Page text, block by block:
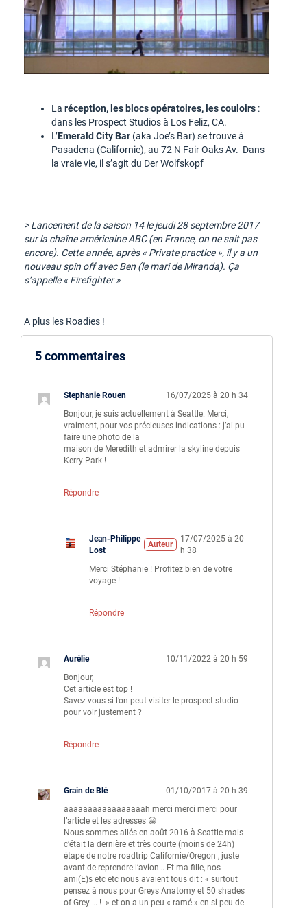
La réception, les blocs opératoires, les couloirs :
dans les Prospect Studios à Los Feliz, CA.
L’Emerald City Bar (aka Joe’s Bar) se trouve à
Pasadena (Californie), au 72 N Fair Oaks Av. Dans
la vraie vie, il s’agit du Der Wolfskopf
> Lancement de la saison 14 le jeudi 28 septembre 2017
sur la chaîne américaine ABC (en France, on ne sait pas
encore). Cette année, après « Private practice », il y a un
nouveau spin off avec Ben (le mari de Miranda). Ça
s’appelle « Firefighter »
A plus les Roadies !
5 commentaires
Stephanie Rouen
16/07/2025 à 20 h 34
Bonjour, je suis actuellement à Seattle. Merci,
vraiment, pour vos précieuses indications : j’ai pu
faire une photo de la
maison de Meredith et admirer la skyline depuis
Kerry Park !
Répondre
Jean-Philippe
Lost
Auteur
17/07/2025 à 20
h 38
Merci Stéphanie ! Profitez bien de votre
voyage !
Répondre
Aurélie
10/11/2022 à 20 h 59
Bonjour,
Cet article est top !
Savez vous si l’on peut visiter le prospect studio
pour voir justement ?
Répondre
Grain de Blé
01/10/2017 à 20 h 39
aaaaaaaaaaaaaaaaah merci merci merci pour
l’article et les adresses 😀
Nous sommes allés en août 2016 à Seattle mais
c’était la dernière et très courte (moins de 24h)
étape de notre roadtrip Californie/Oregon , juste
avant de reprendre l’avion… Et ma fille, nos
ami(E)s etc etc nous avaient tous dit : « surtout
pensez à nous pour Greys Anatomy et 50 shades
of Grey … ! » et on a un peu « ramé » en si peu de